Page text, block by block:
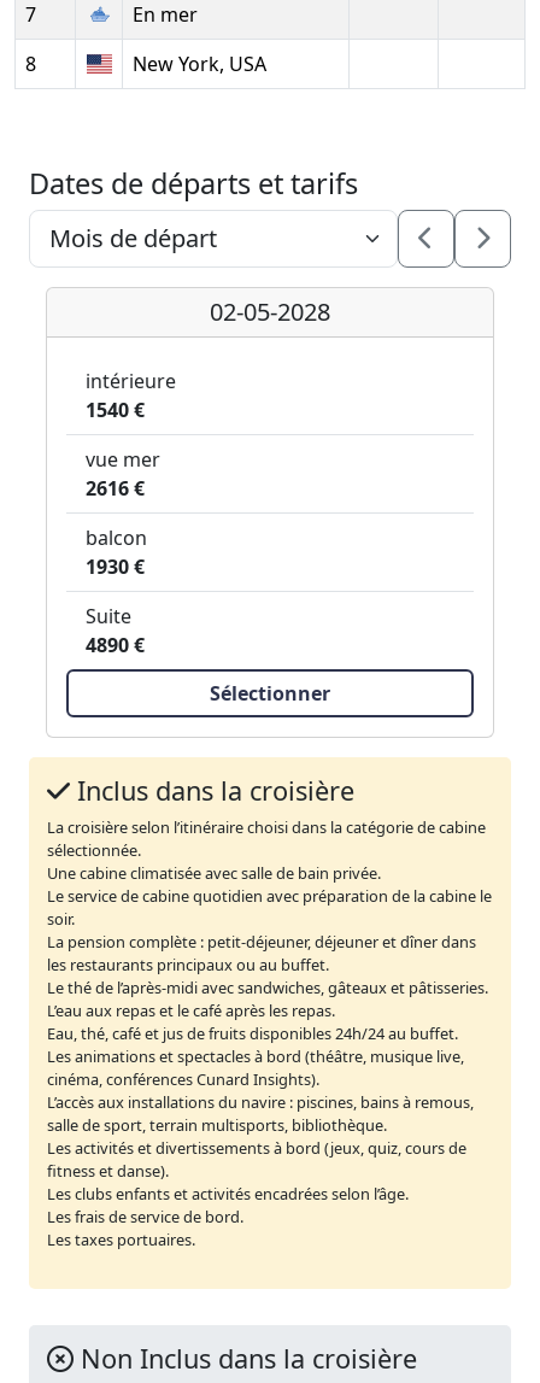
7
En mer
8
New York, USA
Dates de départs et tarifs
02-05-2028
intérieure
1540 €
vue mer
2616 €
balcon
1930 €
Suite
4890 €
Sélectionner
Inclus dans la croisière
La croisière selon l’itinéraire choisi dans la catégorie de cabine
sélectionnée.
Une cabine climatisée avec salle de bain privée.
Le service de cabine quotidien avec préparation de la cabine le
soir.
La pension complète : petit-déjeuner, déjeuner et dîner dans
les restaurants principaux ou au buffet.
Le thé de l’après-midi avec sandwiches, gâteaux et pâtisseries.
L’eau aux repas et le café après les repas.
Eau, thé, café et jus de fruits disponibles 24h/24 au buffet.
Les animations et spectacles à bord (théâtre, musique live,
cinéma, conférences Cunard Insights).
L’accès aux installations du navire : piscines, bains à remous,
salle de sport, terrain multisports, bibliothèque.
Les activités et divertissements à bord (jeux, quiz, cours de
fitness et danse).
Les clubs enfants et activités encadrées selon l’âge.
Les frais de service de bord.
Les taxes portuaires.
Non Inclus dans la croisière